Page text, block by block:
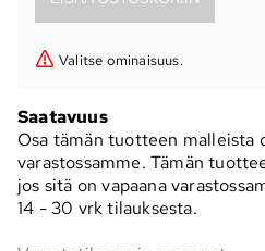
Valitse ominaisuus.
Saatavuus
Osa tämän tuotteen malleista
varastossamme. Tämän
jos sitä on vapaana
14 - 30 vrktilauksesta.